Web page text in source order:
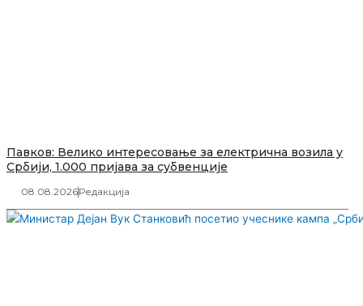
Павков: Велико интересовање за електрична возила у
Србији, 1.000 пријава за субвенције
08.08.2026Редакција